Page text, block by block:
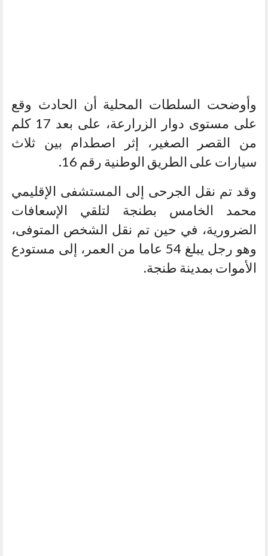
وأوضحت السلطات المحلية أن الحادث وقع
على مستوى دوار الزرارعة، على بعد 17 كلم
من القصر الصغير، إثر اصطدام بين ثلاث
سيارات على الطريق الوطنية رقم 16.
وقد تم نقل الجرحى إلى المستشفى الإقليمي
محمد الخامس بطنجة لتلقي الإسعافات
الضرورية، في حين تم نقل الشخص المتوفى،
وهو رجل يبلغ 54 عاما من العمر، إلى مستودع
الأموات بمدينة طنجة.